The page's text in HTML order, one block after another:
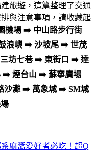
旅遊，這篇整理了交通
與注意事項，請收藏起
機場 ➡️ 中山路步行街
浪嶼 ➡️ 沙坡尾 ➡️ 世茂
坊七巷 ➡️ 東街口 ➡️ 達
➡️ 煙台山 ➡️ 蘇寧廣場
沙灘 ➡️ 萬象城 ➡️ SM城
麻醬愛好者必吃！超Q